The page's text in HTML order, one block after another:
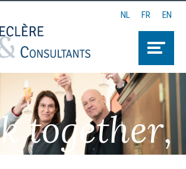
together,
NL FR EN